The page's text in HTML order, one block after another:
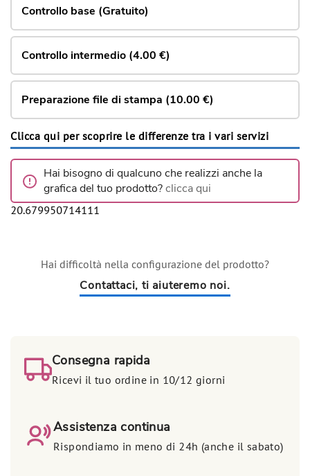
Controllo base (Gratuito)
Controllo intermedio (4.00 €)
Preparazione file di stampa (10.00 €)
Clicca qui per scoprire le differenze tra i vari servizi
Hai bisogno di qualcuno che realizzi anche la
grafica del tuo prodotto?clicca qui
20.679950714111
Hai difficoltà nella configurazione del prodotto?
Contattaci, ti aiuteremo noi.
Consegna rapida
Ricevi il tuo ordine in 10/12 giorni
Assistenza continua
Rispondiamo in meno di 24h (anche il sabato)